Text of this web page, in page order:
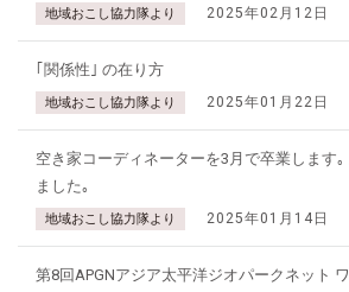
地域おこし協力隊より 2025年02月12日
｢関係性｣ の在り方
地域おこし協力隊より 2025年01月22日
空き家コーディネーターを3月で卒業します
ました｡
地域おこし協力隊より 2025年01月14日
第8回APGNアジア太平洋ジオパークネット